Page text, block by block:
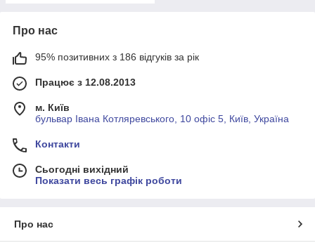
Про нас
95% позитивних з 186 відгуків за рік
Працює з 12.08.2013
м. Київ
бульвар Івана Котляревського, 10 офіс 5, Київ, Україна
Контакти
Сьогодні вихідний
Показати весь графік роботи
Про нас